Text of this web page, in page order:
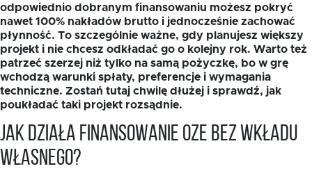
odpowiednio dobranym finansowaniu możesz pokryć
nawet 100% nakładów brutto i jednocześnie zachować
płynność. To szczególnie ważne, gdy planujesz większy
projekt i nie chcesz odkładać go o kolejny rok. Warto też
patrzeć szerzej niż tylko na samą pożyczkę, bo w grę
wchodzą warunki spłaty, preferencje i wymagania
techniczne. Zostań tutaj chwilę dłużej i sprawdź, jak
poukładać taki projekt rozsądnie.
Jak działa finansowanie OZE bez wkładu
własnego?